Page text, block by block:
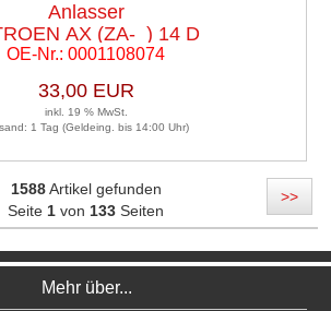
Anlasser
AX (ZA-_) 14 D
OE-Nr.: 0001108074
33,00 EUR
inkl. 19 % MwSt.
1 Tag (Geldeing. bis 14:00 Uhr)
1588Artikel gefunden
Seite 1 von 133 Seiten
>>
Mehr über...